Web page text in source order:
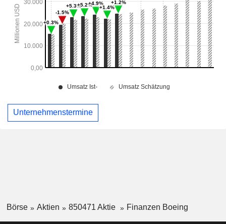
Unternehmenstermine
Börse Aktien 850471 Aktie Finanzen Boeing